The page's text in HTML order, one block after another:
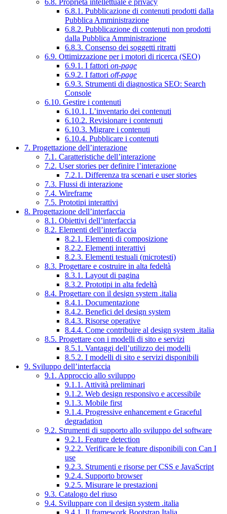
6.8. Proprietà intellettuale e privacy
6.8.1. Pubblicazione di contenuti prodotti dalla
Pubblica Amministrazione
6.8.2. Pubblicazione di contenuti non prodotti
dalla Pubblica Amministrazione
6.8.3. Consenso dei soggetti ritratti
6.9. Ottimizzazione per i motori di ricerca (SEO)
6.9.1. I fattori on-page
6.9.2. I fattori off-page
6.9.3. Strumenti di diagnostica SEO: Search
Console
6.10. Gestire i contenuti
6.10.1. L’inventario dei contenuti
6.10.2. Revisionare i contenuti
6.10.3. Migrare i contenuti
6.10.4. Pubblicare i contenuti
7. Progettazione dell’interazione
7.1. Caratteristiche dell’interazione
7.2. User stories per definire l’interazione
7.2.1. Differenza tra scenari e user stories
7.3. Flussi di interazione
7.4. Wireframe
7.5. Prototipi interattivi
8. Progettazione dell’interfaccia
8.1. Obiettivi dell’interfaccia
8.2. Elementi dell’interfaccia
8.2.1. Elementi di composizione
8.2.2. Elementi interattivi
8.2.3. Elementi testuali (microtesti)
8.3. Progettare e costruire in alta fedeltà
8.3.1. Layout di pagina
8.3.2. Prototipi in alta fedeltà
8.4. Progettare con il design system .italia
8.4.1. Documentazione
8.4.2. Benefici del design system
8.4.3. Risorse operative
8.4.4. Come contribuire al design system .italia
8.5. Progettare con i modelli di sito e servizi
8.5.1. Vantaggi dell’utilizzo dei modelli
8.5.2. I modelli di sito e servizi disponibili
9. Sviluppo dell’interfaccia
9.1. Approccio allo sviluppo
9.1.1. Attività preliminari
9.1.2. Web design responsivo e accessibile
9.1.3. Mobile first
9.1.4. Progressive enhancement e Graceful
degradation
9.2. Strumenti di supporto allo sviluppo del software
9.2.1. Feature detection
9.2.2. Verificare le feature disponibili con Can I
use
9.2.3. Strumenti e risorse per CSS e JavaScript
9.2.4. Supporto browser
9.2.5. Misurare le prestazioni
9.3. Catalogo del riuso
9.4. Sviluppare con il design system .italia
9.4.1. Il framework Bootstrap Italia